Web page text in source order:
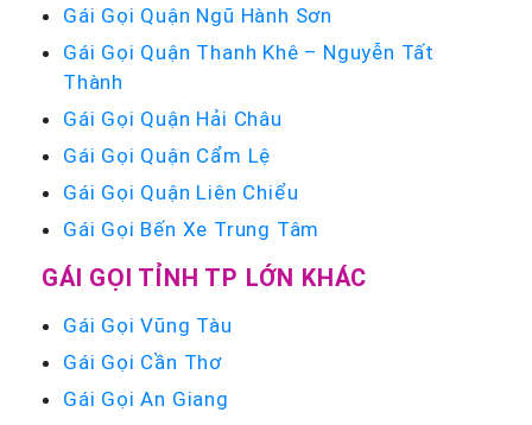
Gái Gọi Quận Ngũ Hành Sơn
Gái Gọi Quận Thanh Khê – Nguyễn Tất
Thành
Gái Gọi Quận Hải Châu
Gái Gọi Quận Cẩm Lệ
Gái Gọi Quận Liên Chiểu
Gái Gọi Bến Xe Trung Tâm
GÁI GỌI TỈNH TP LỚN KHÁC
Gái Gọi Vũng Tàu
Gái Gọi Cần Thơ
Gái Gọi An Giang